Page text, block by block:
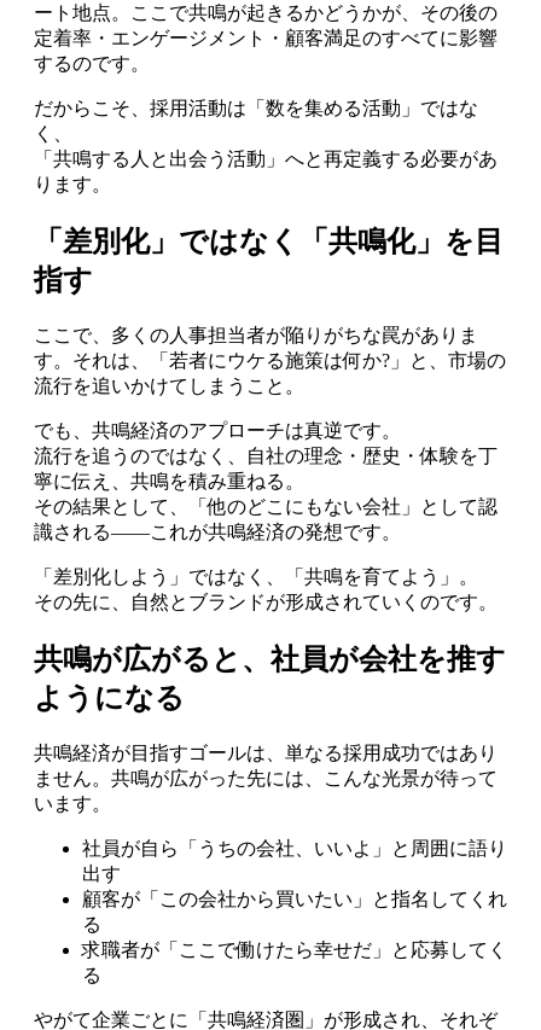
ート地点。ここで共鳴が起きるかどうかが、その後の
定着率・エンゲージメント・顧客満足のすべてに影響
するのです。
だからこそ、採用活動は「数を集める活動」ではな
く、
「共鳴する人と出会う活動」へと再定義する必要があ
ります。
「差別化」ではなく「共鳴化」を目
指す
ここで、多くの人事担当者が陥りがちな罠がありま
す。それは、「若者にウケる施策は何か?」と、市場の
流行を追いかけてしまうこと。
でも、共鳴経済のアプローチは真逆です。
流行を追うのではなく、自社の理念・歴史・体験を丁
寧に伝え、共鳴を積み重ねる。
その結果として、「他のどこにもない会社」として認
識される――これが共鳴経済の発想です。
「差別化しよう」ではなく、「共鳴を育てよう」。
その先に、自然とブランドが形成されていくのです。
共鳴が広がると、社員が会社を推す
ようになる
共鳴経済が目指すゴールは、単なる採用成功ではあり
ません。共鳴が広がった先には、こんな光景が待って
います。
社員が自ら「うちの会社、いいよ」と周囲に語り
出す
顧客が「この会社から買いたい」と指名してくれ
る
求職者が「ここで働けたら幸せだ」と応募してく
る
やがて企業ごとに「共鳴経済圏」が形成され、それぞ